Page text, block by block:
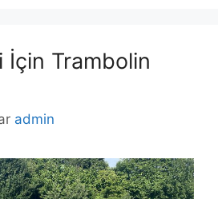
İçin Trambolin
admin